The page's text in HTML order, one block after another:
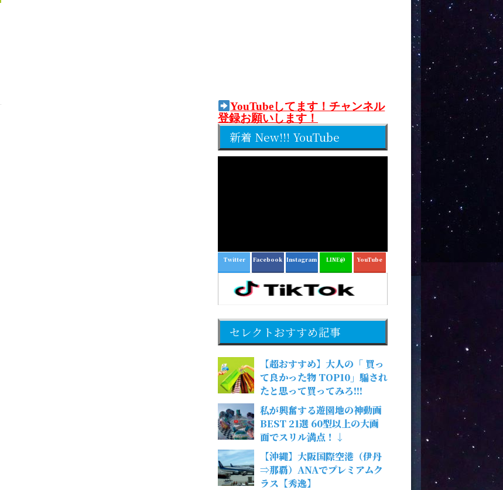
YouTubeしてます！チャンネル
登録お願いします！
新着 New!!! YouTube
Twitter Facebook Instagram LINE@ YouTube
セレクトおすすめ記事
【超おすすめ】大人の「 買っ
て良かった物 TOP10」騙され
たと思って買ってみろ!!!
私が興奮する遊園地の神動画
BEST 21選 60型以上の大画
面でスリル満点！↓
【沖縄】大阪国際空港（伊丹
⇒那覇）ANAでプレミアムク
ラス【秀逸】